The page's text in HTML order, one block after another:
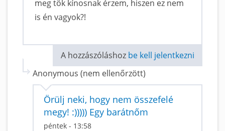
meg tök kínosnak érzem, hiszen ez nem
is én vagyok?!
A hozzászóláshoz be kell jelentkezni
Anonymous (nem ellenőrzött)
Örülj neki, hogy nem összefelé
megy! :))))) Egy barátnőm
péntek - 13:58